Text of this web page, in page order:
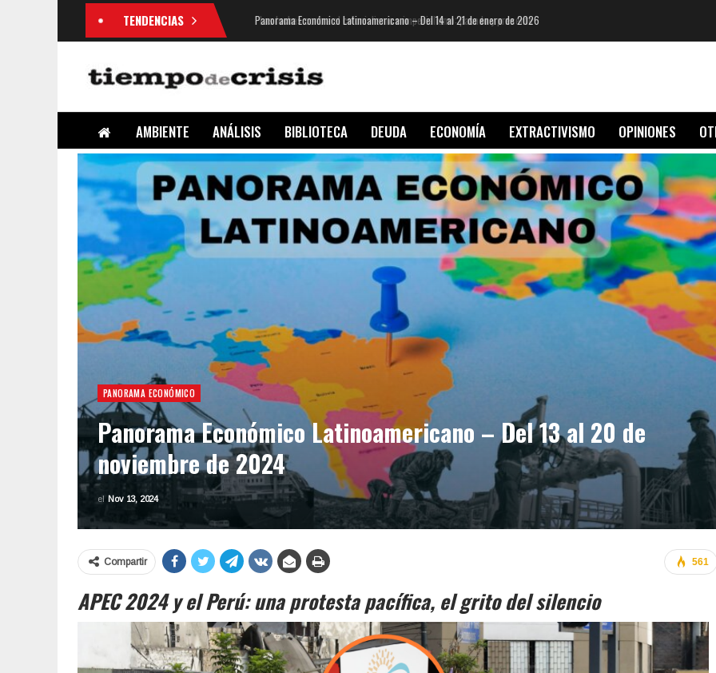
TENDENCIAS Panorama Económico Latinoamericano – Del 14 al 21 de enero de 2026
AMBIENTE ANÁLISIS BIBLIOTECA DEUDA ECONOMÍA EXTRACTIVISMO OPINIONES
PANORAMA ECONÓMICO
Panorama Económico Latinoamericano – Del 13 al 20 de
noviembre de 2024
el Nov 13, 2024
561
Compartir
APEC 2024 y el Perú: una protesta pacífica, el grito del silencio